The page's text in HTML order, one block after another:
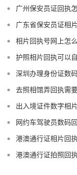
广州保安员证回执
广东省保安员证相
相片回执号网上怎
护照相片回执可以
深圳办理身份证数
去照相馆弄回执需
出入境证件数字相
网约车驾驶员数码
港澳通行证相片回
港澳通行证拍照回